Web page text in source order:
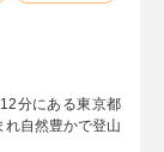
分にある東京都
自然豊かで登山